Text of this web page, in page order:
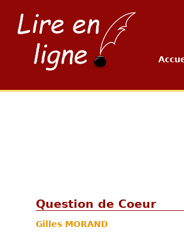
Question de Coeur
Gilles MORAND